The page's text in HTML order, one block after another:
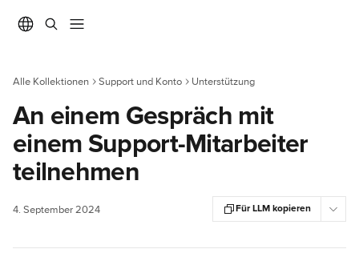
Alle Kollektionen Support und Konto Unterstützung
An einem Gespräch mit
einem Support-Mitarbeiter
teilnehmen
4. September 2024 Für LLM kopieren